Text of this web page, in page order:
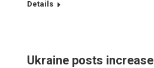
Details
Ukraine posts